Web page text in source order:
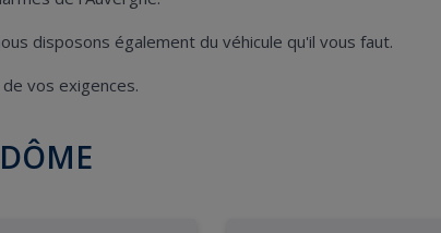
disposons également du véhicule qu'il vous faut.
vos exigences.